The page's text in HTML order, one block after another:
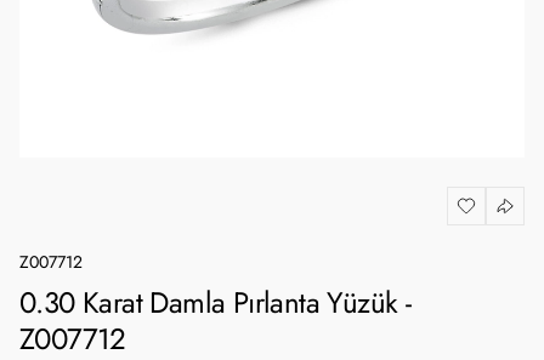
Z007712
0.30 Karat Damla Pırlanta Yüzük -
Z007712